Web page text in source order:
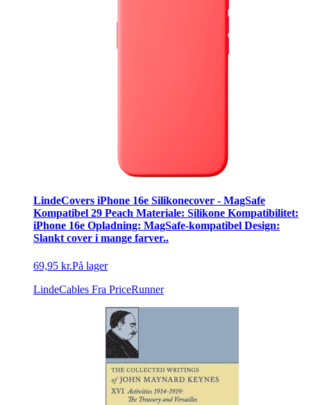
LindeCovers iPhone 16e Silikonecover - MagSafe
Kompatibel 29 Peach Materiale: Silikone Kompatibilitet:
iPhone 16e Opladning: MagSafe-kompatibel Design:
Slankt cover i mange farver..
69,95 kr.På lager
LindeCables Fra PriceRunner